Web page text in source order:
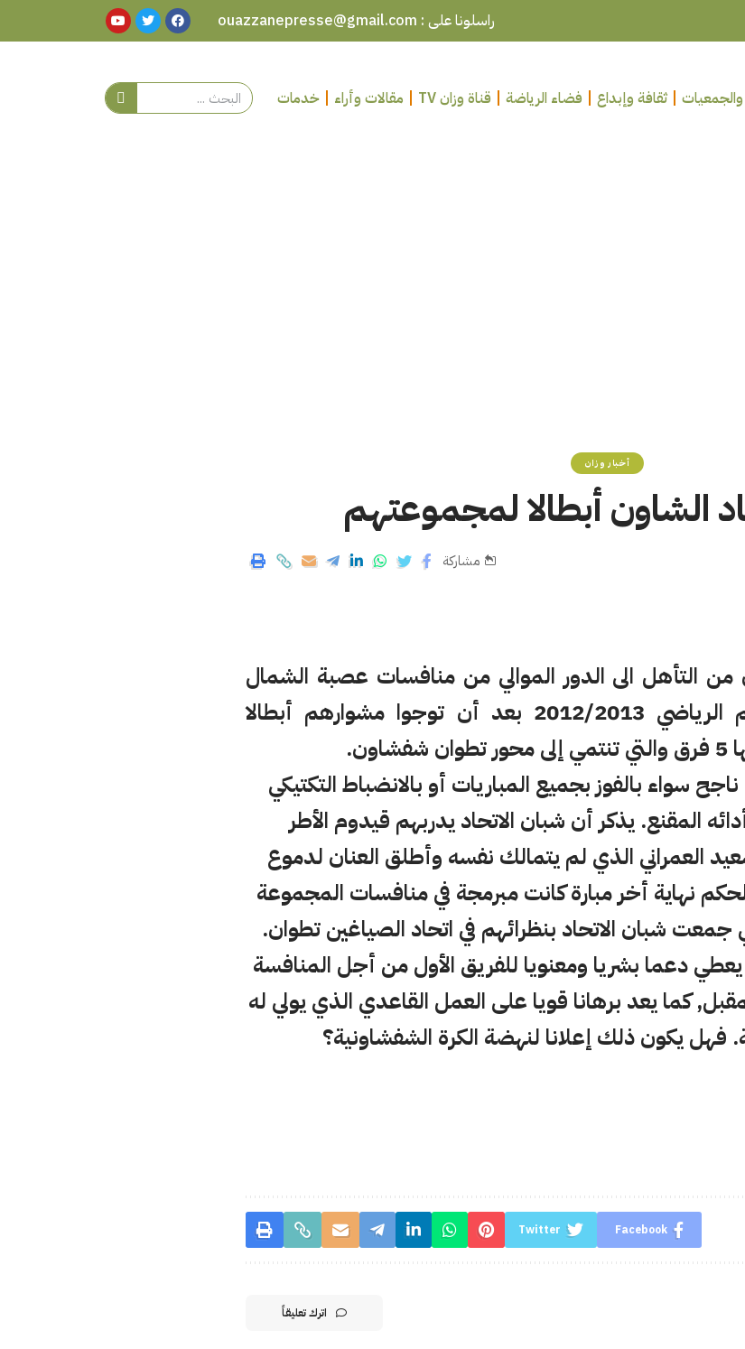
راسلونا على : ouazzanepresse@gmail.com
والجمعيات ثقافة وإبداع فضاء الرياضة قناة وزان TV مقالات وأراء خدمات
أخبار وزان
الشاون أبطالا لمجموعتهم
مشاركة
التأهل الى الدور الموالي من منافسات عصبة الشمال
لكرة القدم برسم الموسم الرياضي 2012/2013 بعد أن توجوا مشوارهم أبطالا
سواء بالفوز بجميع المباريات أو بالانضباط التكتيكي
المقنع. يذكر أن شبان الاتحاد يدربهم قيدوم الأطر
العمراني الذي لم يتمالك نفسه وأطلق العنان لدموع
نهاية أخر مبارة كانت مبرمجة في منافسات المجموعة
جمعت شبان الاتحاد بنظرائهم في اتحاد الصياغين تطوان.
دعما بشريا ومعنويا للفريق الأول من أجل المنافسة
كما يعد برهانا قويا على العمل القاعدي الذي يولي له
فهل يكون ذلك إعلانا لنهضة الكرة الشفشاونية؟
Facebook
Twitter
اترك تعليقاً